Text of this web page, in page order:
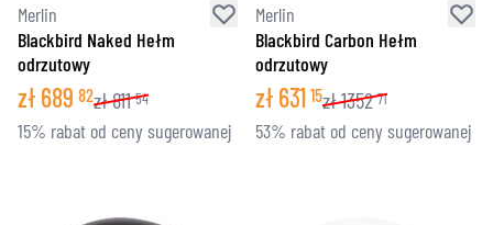
Merlin
Blackbird Naked Hełm
odrzutowy
zł689 82zł811 54
15% rabat od ceny sugerowanej
Merlin
Blackbird Carbon Hełm
odrzutowy
zł631 15zł1352 71
53% rabat od ceny sugerowanej